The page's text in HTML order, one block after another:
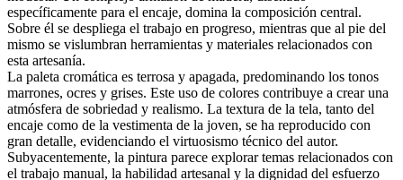
específicamente para el encaje, domina la composición central.
Sobre él se despliega el trabajo en progreso, mientras que al pie del
mismo se vislumbran herramientas y materiales relacionados con
esta artesanía.
La paleta cromática es terrosa y apagada, predominando los tonos
marrones, ocres y grises. Este uso de colores contribuye a crear una
atmósfera de sobriedad y realismo. La textura de la tela, tanto del
encaje como de la vestimenta de la joven, se ha reproducido con
gran detalle, evidenciando el virtuosismo técnico del autor.
Subyacentemente, la pintura parece explorar temas relacionados con
el trabajo manual, la habilidad artesanal y la dignidad del esfuerzo